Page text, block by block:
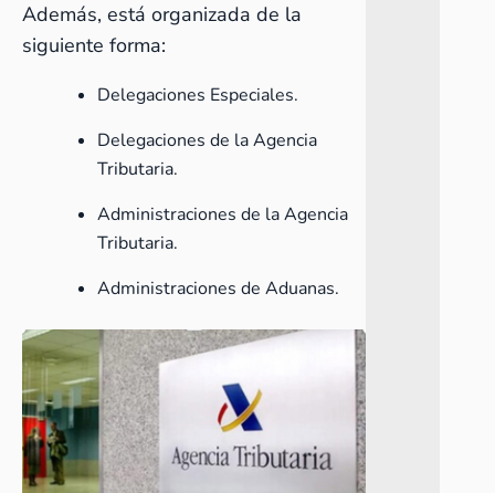
Además, está organizada de la
siguiente forma:
Delegaciones Especiales.
Delegaciones de la Agencia
Tributaria.
Administraciones de la Agencia
Tributaria.
Administraciones de Aduanas.